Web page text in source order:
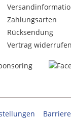
Zahlungsarten
Rücksendung
Vertrag widerrufen